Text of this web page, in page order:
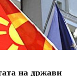
на држави